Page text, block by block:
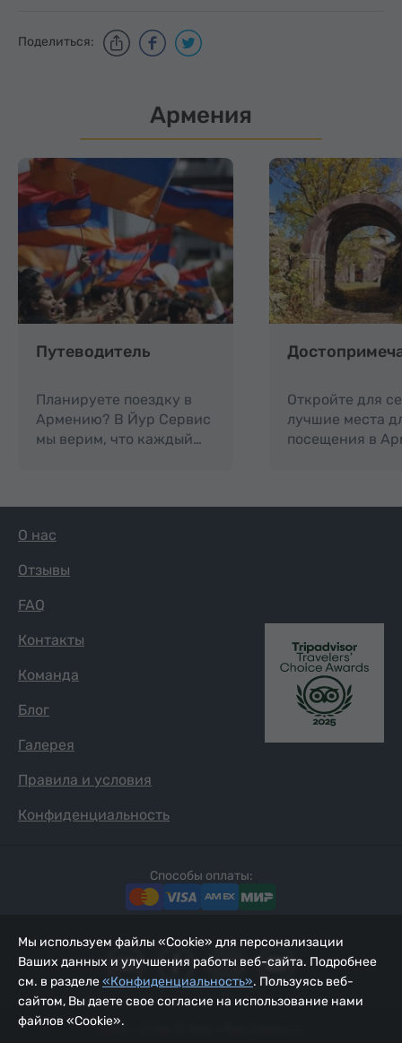
Поделиться:
Армения
Путеводитель
Планируете поездку в
Армению? В Йур Сервис
мы верим, что каждый…
Откройте для
лучшие места
посещения в
О нас
Отзывы
FAQ
Контакты
Команда
Блог
Галерея
Правила и условия
Конфиденциальность
Способы оплаты:
2002 - 2026, © ООО «Йур Сервис»;
Мы используем файлы «Cookie» для персонализации
Ваших данных и улучшения работы веб-сайта. Подробнее
см. в разделе«Конфиденциальность». Пользуясь веб-
сайтом, Вы даете свое согласие на использование нами
файлов «Cookie».